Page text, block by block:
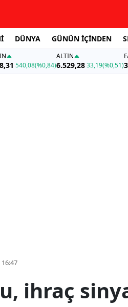
DÜNYA GÜNÜN İÇİNDEN
540,08(%0,84)
ALTIN
6.529,2833,19(%0,51)
ihraç